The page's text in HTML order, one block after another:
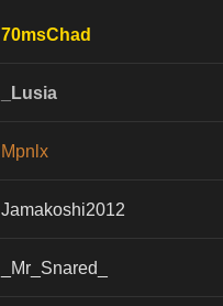
70msChad
_Lusia
Mpnlx
Jamakoshi2012
_Mr_Snared_